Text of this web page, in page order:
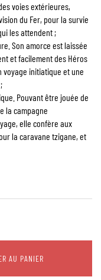
voies extérieures,
du Fer, pour la survie
les attendent ;
Son amorce est laissée
et facilement des Héros
voyage initiatique et une
Pouvant être jouée de
la campagne
elle confère aux
la caravane tzigane, et
AU PANIER